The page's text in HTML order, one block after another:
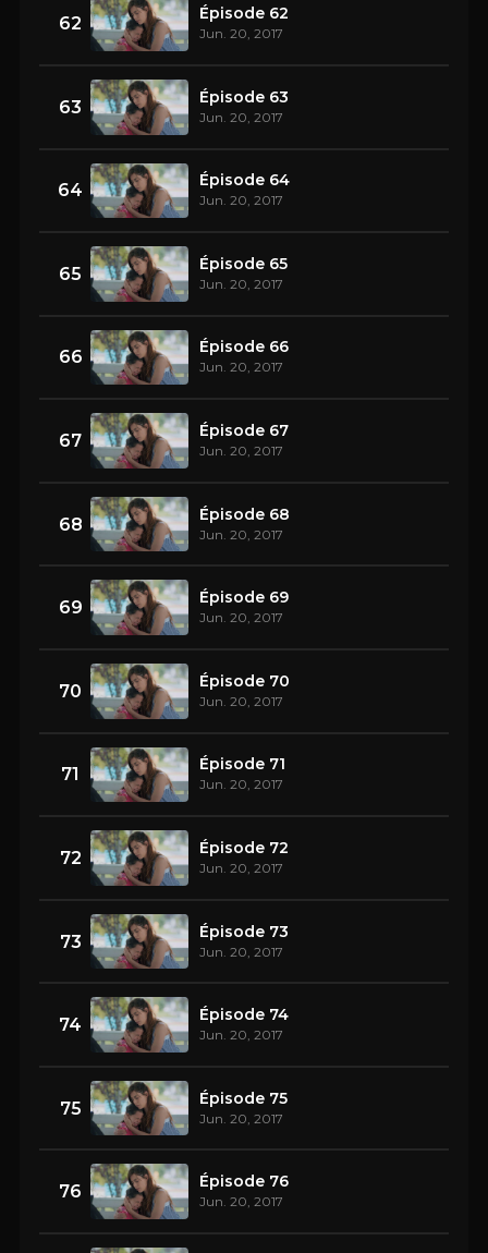
62 Épisode 62
Jun. 20, 2017
63 Épisode 63
Jun. 20, 2017
64 Épisode 64
Jun. 20, 2017
65 Épisode 65
Jun. 20, 2017
66 Épisode 66
Jun. 20, 2017
67 Épisode 67
Jun. 20, 2017
68 Épisode 68
Jun. 20, 2017
69 Épisode 69
Jun. 20, 2017
70 Épisode 70
Jun. 20, 2017
71 Épisode 71
Jun. 20, 2017
72 Épisode 72
Jun. 20, 2017
73 Épisode 73
Jun. 20, 2017
74 Épisode 74
Jun. 20, 2017
75 Épisode 75
Jun. 20, 2017
76 Épisode 76
Jun. 20, 2017